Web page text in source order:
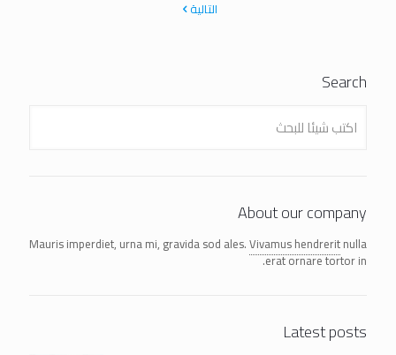
التالية
Search
About our company
Mauris imperdiet, urna mi, gravida sod ales.Vivamus hendreritnulla
erat ornare tortor in.
Latest posts